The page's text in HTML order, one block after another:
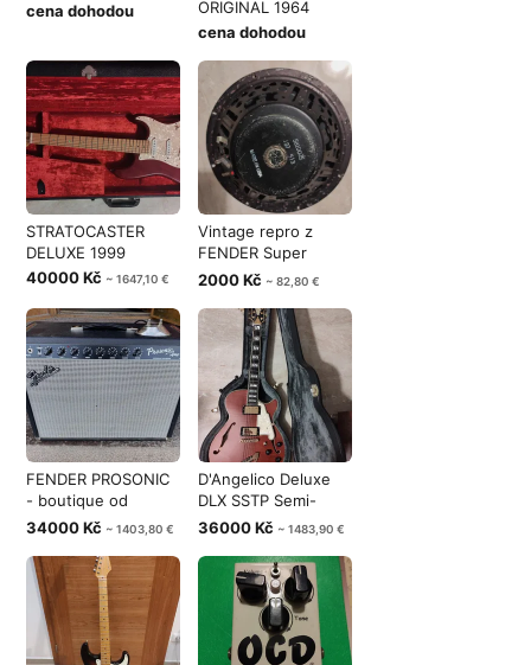
cena dohodou
ORIGINAL 1964
cena dohodou
STRATOCASTER
DELUXE 1999
40000 Kč ~ 1647,10 €
Vintage repro z
FENDER Super
Reverb - CTS cer
2000 Kč ~ 82,80 €
FENDER PROSONIC
- boutique od
Fender
34000 Kč ~ 1403,80 €
D'Angelico Deluxe
DLX SSTP Semi-
Hollow Single
36000 Kč ~ 1483,90 €